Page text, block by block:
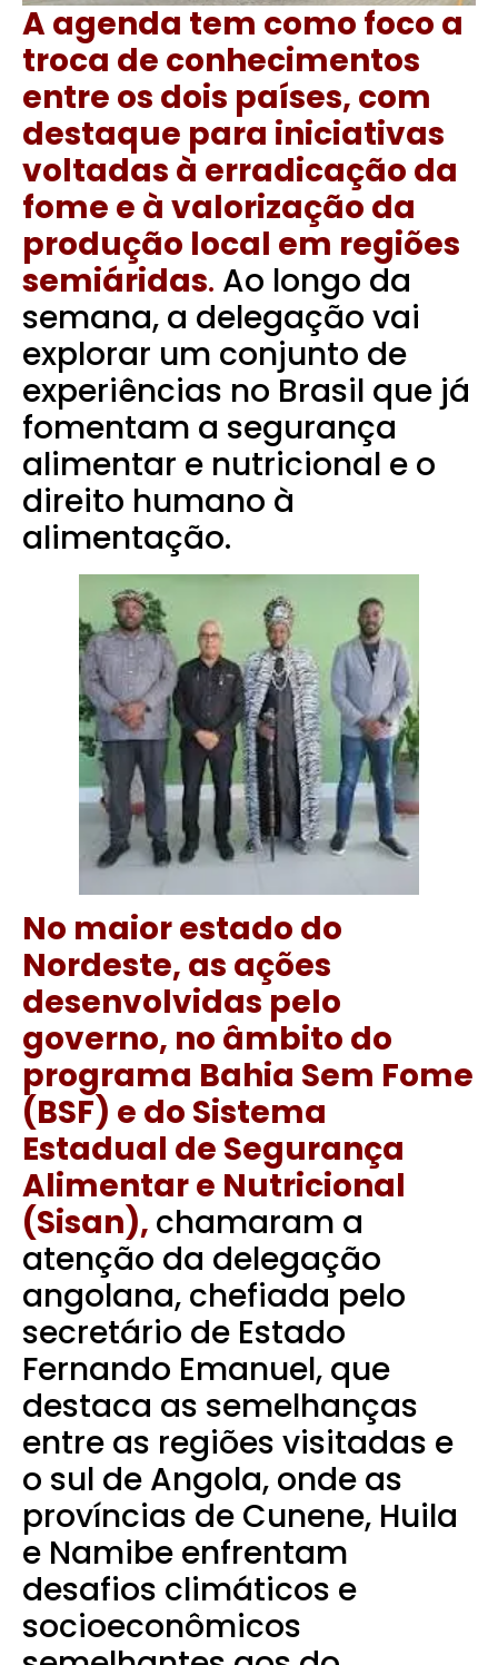
A agenda tem como foco a
troca de conhecimentos
entre os dois países, com
destaque para iniciativas
voltadas à erradicação da
fome e à valorização da
produção local em regiões
semiáridas. Ao longo da
semana, a delegação vai
explorar um conjunto de
experiências no Brasil que já
fomentam a segurança
alimentar e nutricional e o
direito humano à
alimentação.
No maior estado do
Nordeste, as ações
desenvolvidas pelo
governo, no âmbito do
programa Bahia Sem Fome
(BSF) e do Sistema
Estadual de Segurança
Alimentar e Nutricional
(Sisan), chamaram a
atenção da delegação
angolana, chefiada pelo
secretário de Estado
Fernando Emanuel, que
destaca as semelhanças
entre as regiões visitadas e
o sul de Angola, onde as
províncias de Cunene, Huila
e Namibe enfrentam
desafios climáticos e
socioeconômicos